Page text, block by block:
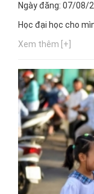
Ngày đăng: 07/08/
Học đại học cho
Xem thêm [+]